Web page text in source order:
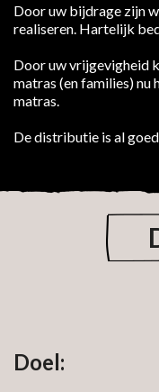
Door uw bijdrage zijn
realiseren. Hartelijk
Door uw vrijgevigheid
matras (en families) nu
matras.
De distributie is al
Doel: